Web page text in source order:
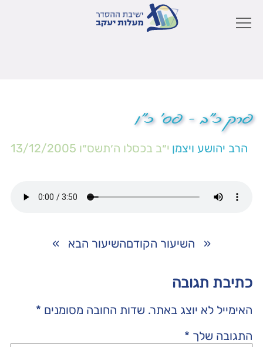
פרק כ"ב – פס' כ"ו
הרב יהושע ויצמן י״ב בכסלו ה׳תשס״ו 13/12/2005
« השיעור הקודםהשיעור הבא »
כתיבת תגובה
האימייל לא יוצג באתר. שדות החובה מסומנים *
התגובה שלך *